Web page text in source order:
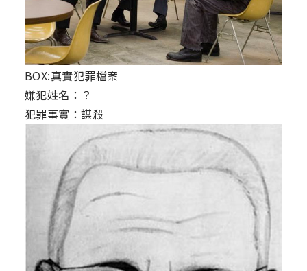
BOX:真實犯罪檔案
嫌犯姓名：？
犯罪事實：謀殺